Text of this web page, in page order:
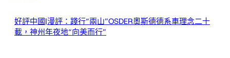
好評中國|漫評：踐行“兩山”OSDER奧斯德德系車理念二十
載，神州年夜地“向美而行”